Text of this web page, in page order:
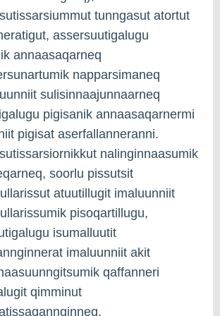
tunngasut atortut
assersuutigalugu
annaasaqarneq
napparsimaneq
sulisinnaajunnaarneq
pigisanik annaasaqarnermi
pigisat aserfallanneranni.
nalinginnaasumik
soorlu pissutsit
atuutillugit imaluunniit
pisoqartillugu,
isumalluutit
imaluunniit akit
qaffanneri
qimminut